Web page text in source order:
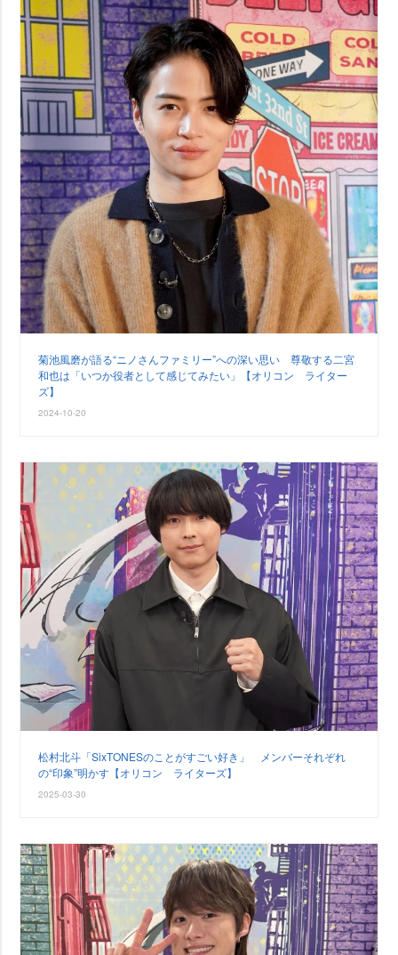
菊池風磨が語る“ニノさんファミリー”への深い思い 尊敬する二宮
和也は「いつか役者として感じてみたい」【オリコン ライター
ズ】
2024-10-20
松村北斗「SixTONESのことがすごい好き」 メンバーそれぞれ
の“印象”明かす【オリコン ライターズ】
2025-03-30